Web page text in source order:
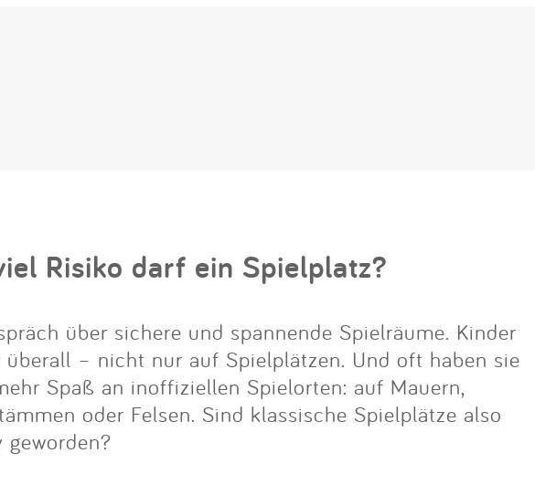
Risiko darf ein Spielplatz?
über sichere und spannende Spielräume. Kinder
überall – nicht nur auf Spielplätzen. Und oft haben sie
Spaß an inoffiziellen Spielorten: auf Mauern,
oder Felsen. Sind klassische Spielplätze also
geworden?